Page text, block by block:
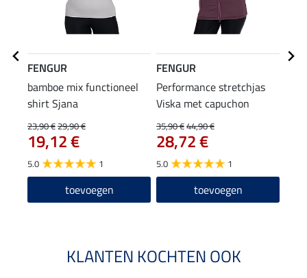
FENGUR
bamboe mix functioneel
shirt Sjana
23,90 €29,90 €
19,12 €
5.0 1
toevoegen
FENGUR
Performance stretchjas
Viska met capuchon
35,90 €44,90 €
28,72 €
5.0 1
toevoegen
KLANTEN KOCHTEN OOK